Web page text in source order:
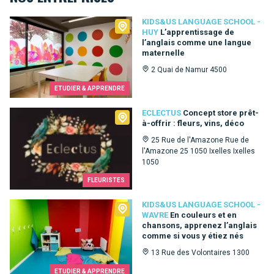
ETUDIER & APPRENDRE
KIDS&US LANGUAGE SCHOOL -
HUY L’apprentissage de
l’anglais comme une langue
maternelle
2 Quai de Namur 4500
Kids&Us language school - Huy
FLEURISTES
ECLECTUS Concept store prêt-
à-offrir : fleurs, vins, déco
25 Rue de l'Amazone Rue de
l'Amazone 25 1050 Ixelles Ixelles
1050
ETUDIER & APPRENDRE
KIDS&US LANGUAGE SCHOOL -
WAVRE En couleurs et en
chansons, apprenez l’anglais
comme si vous y étiez nés
13 Rue des Volontaires 1300
Kids&Us language school - Wavre